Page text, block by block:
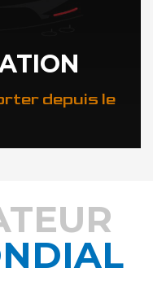
depuis le